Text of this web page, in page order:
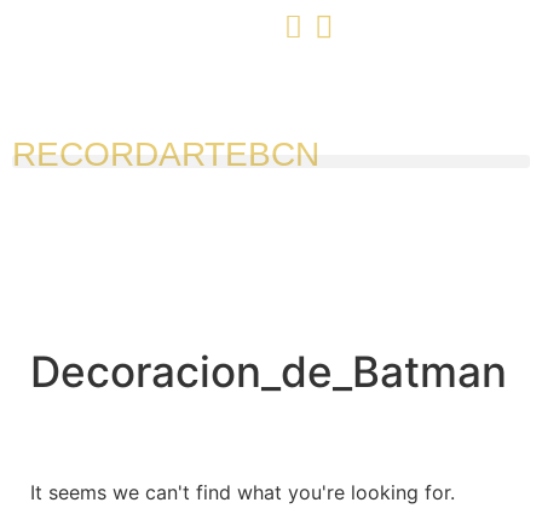
RECORDARTEBCN
Decoracion_de_Batman
It seems we can't find what you're looking for.